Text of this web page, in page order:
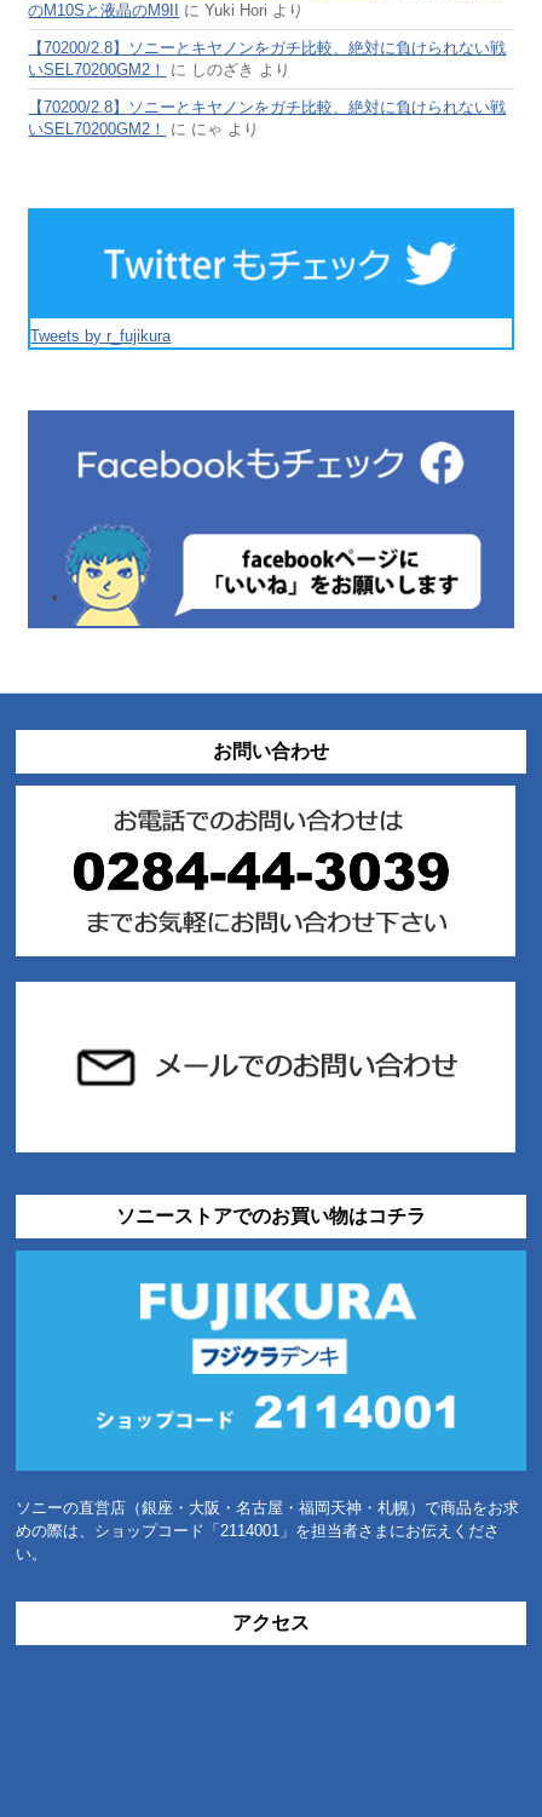
のM10Sと液晶のM9II
にYuki Hori より
【70200/2.8】ソニーとキヤノンをガチ比較、絶対に負けられない戦
いSEL70200GM2！
に しのざき より
【70200/2.8】ソニーとキヤノンをガチ比較、絶対に負けられない戦
いSEL70200GM2！
に にゃ より
Tweets by r_fujikura
お問い合わせ
ソニーストアでのお買い物はコチラ
ソニーの直営店（銀座・大阪・名古屋・福岡天神・札幌）で商品をお求
めの際は、ショップコード「2114001」を担当者さまにお伝えくださ
い。
アクセス